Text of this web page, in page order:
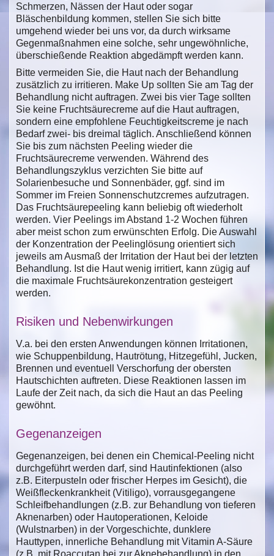
Schmerzen, Nässen der Haut oder sogar
Bläschenbildung kommen, stellen Sie sich bitte
umgehend wieder bei uns vor, da durch wirksame
Gegenmaßnahmen eine solche, sehr ungewöhnliche,
überschießende Reaktion abgedämpft werden kann.
Bitte vermeiden Sie, die Haut nach der Behandlung
zusätzlich zu irritieren. Make Up sollten Sie am Tag der
Behandlung nicht auftragen. Zwei bis vier Tage sollten
Sie keine Fruchtsäurecreme auf die Haut auftragen,
sondern eine empfohlene Feuchtigkeitscreme je nach
Bedarf zwei- bis dreimal täglich. Anschließend können
Sie bis zum nächsten Peeling wieder die
Fruchtsäurecreme verwenden. Während des
Behandlungszyklus verzichten Sie bitte auf
Solarienbesuche und Sonnenbäder, ggf. sind im
Sommer im Freien Sonnenschutzcremes aufzutragen.
Das Fruchtsäurepeeling kann beliebig oft wiederholt
werden. Vier Peelings im Abstand 1-2 Wochen führen
aber meist schon zum erwünschten Erfolg. Die Auswahl
der Konzentration der Peelinglösung orientiert sich
jeweils am Ausmaß der Irritation der Haut bei der letzten
Behandlung. Ist die Haut wenig irritiert, kann zügig auf
die maximale Fruchtsäurekonzentration gesteigert
werden.
Risiken und Nebenwirkungen
V.a. bei den ersten Anwendungen können Irritationen,
wie Schuppenbildung, Hautrötung, Hitzegefühl, Jucken,
Brennen und eventuell Verschorfung der obersten
Hautschichten auftreten. Diese Reaktionen lassen im
Laufe der Zeit nach, da sich die Haut an das Peeling
gewöhnt.
Gegenanzeigen
Gegenanzeigen, bei denen ein Chemical-Peeling nicht
durchgeführt werden darf, sind Hautinfektionen (also
z.B. Eiterpusteln oder frischer Herpes im Gesicht), die
Weißfleckenkrankheit (Vitiligo), vorrausgegangene
Schleifbehandlungen (z.B. zur Behandlung von tieferen
Aknenarben) oder Hautoperationen, Keloide
(Wulstnarben) in der Vorgeschichte, dunklere
Hauttypen, innerliche Behandlung mit Vitamin A-Säure
(z.B. mit Roaccutan bei zur Aknebehandlung) in den